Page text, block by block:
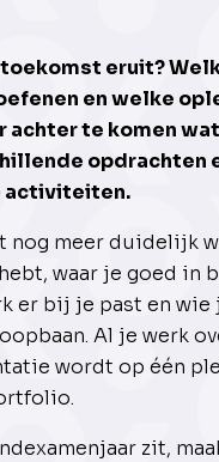
eruit?
en welke
achter te komen
opdrachten
activiteiten.
nog meer duidelijk
waar je goed in
er bij je past en wie
Al je werk
wordt op één
zit,